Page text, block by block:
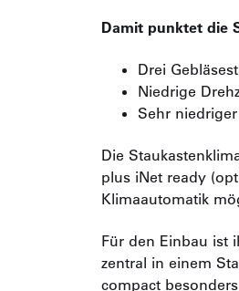
Damit punktet die
Drei
Niedrige
Sehr
Die
plus iNet ready
Klimaautomatik
Für den Einbau ist
zentral in einem
compact